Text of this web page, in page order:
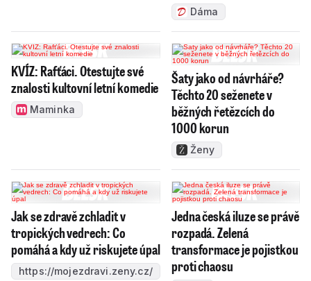
Dáma
KVÍZ: Rafťáci. Otestujte své
znalosti kultovní letní komedie
Maminka
Šaty jako od návrháře?
Těchto 20 seženete v
běžných řetězcích do
1000 korun
Ženy
Jak se zdravě zchladit v
tropických vedrech: Co
pomáhá a kdy už riskujete úpal
https://mojezdravi.zeny.cz/
Jedna česká iluze se právě
rozpadá. Zelená
transformace je pojistkou
proti chaosu